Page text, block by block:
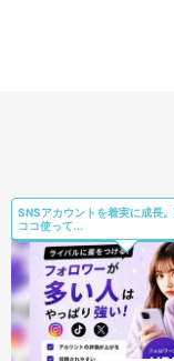
SNSアカウントを着実に成長
ココ使って...